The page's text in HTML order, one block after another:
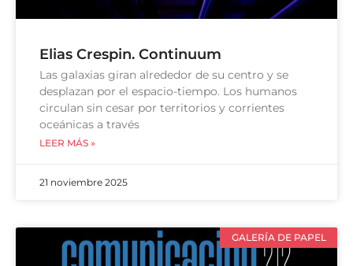
Elias Crespin. Continuum
Las galaxias giran alrededor de su centro y se
desplazan por el espacio-tiempo. Los humanos
circulan sin cesar por territorios y corrientes
oceánicas a través
LEER MÁS »
21 noviembre 2025
GALERÍA DE PAPEL